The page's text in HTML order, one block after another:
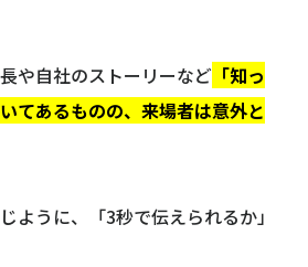
や自社のストーリーなど 「知っ
てあるものの、来場者は意外と
ように、「3秒で伝えられるか」